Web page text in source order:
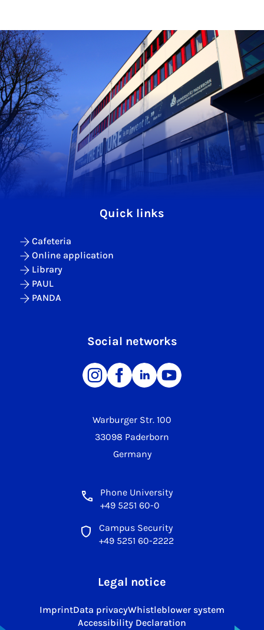
Warburger Str. 100
33098 Paderborn
Germany
Phone University
+49 5251 60-0
Campus Security
+49 5251 60-2222
Quick links
Cafeteria
Online application
Library
PAUL
PANDA
Social networks
Legal notice
ImprintData privacyWhistleblower system
Accessibility Declaration